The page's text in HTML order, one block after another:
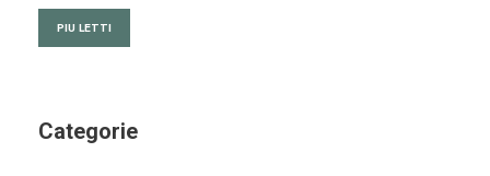
PIU LETTI
Categorie